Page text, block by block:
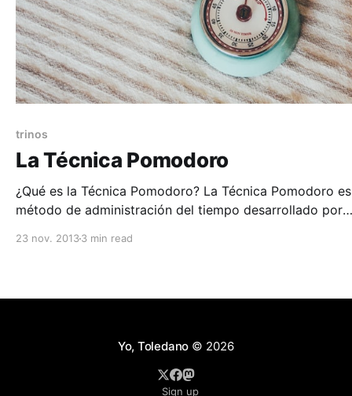
trinos
La Técnica Pomodoro
¿Qué es la Técnica Pomodoro? La Técnica Pomodoro es un
método de administración del tiempo desarrollado por
23 nov. 20133 min read
Yo, Toledano © 2026
Sign up